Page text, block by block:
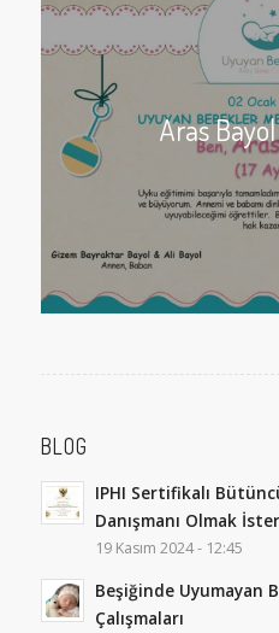
Aras Bayol
BLOG
IPHI Sertifikalı
Danışmanı Olmak
19 Kasım 2024 - 12:45
Beşiğinde Uyumayan
Çalışmaları